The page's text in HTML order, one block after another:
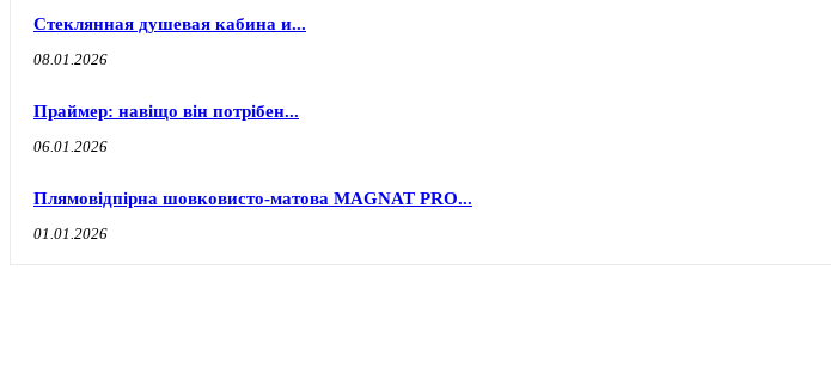
Стеклянная душевая кабина и...
08.01.2026
Праймер: навіщо він потрібен...
06.01.2026
Плямовідпірна шовковисто-матова MAGNAT PRO...
01.01.2026